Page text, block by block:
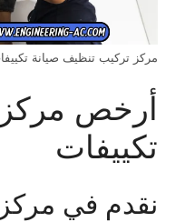
مركز تركيب تنظيف صيانة
أرخص مركز
تكييفات
نقدم في